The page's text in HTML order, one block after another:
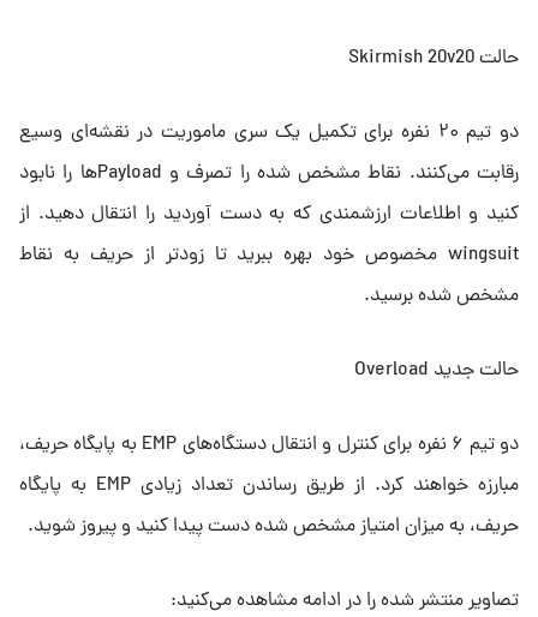
حالت Skirmish 20v20
دو تیم ۲۰ نفره برای تکمیل یک سری ماموریت در نقشه‌ای وسیع
رقابت می‌کنند. نقاط مشخص شده را تصرف و Payloadها را نابود
کنید و اطلاعات ارزشمندی که به دست آوردید را انتقال دهید. از
wingsuit مخصوص خود بهره ببرید تا زودتر از حریف به نقاط
مشخص شده برسید.
حالت جدید Overload
دو تیم ۶ نفره برای کنترل و انتقال دستگاه‌‌های EMP به پایگاه حریف،
مبارزه خواهند کرد. از طریق رساندن تعداد زیادی EMP به پایگاه
حریف، به میزان امتیاز مشخص شده دست پیدا کنید و پیروز شوید.
تصاویر منتشر شده را در ادامه مشاهده می‌کنید: